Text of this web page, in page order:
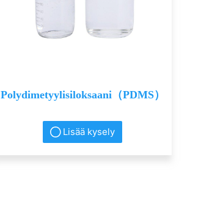
Polydimetyylisiloksaani（PDMS）
Lisää kysely